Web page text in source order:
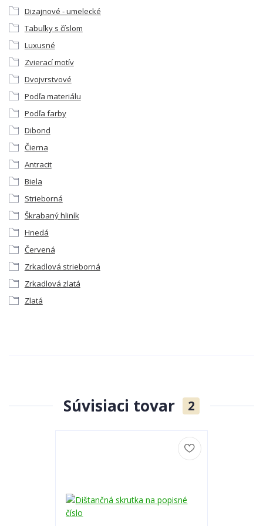
Dizajnové - umelecké
Tabuľky s číslom
Luxusné
Zvierací motív
Dvojvrstvové
Podľa materiálu
Podľa farby
Dibond
Čierna
Antracit
Biela
Strieborná
Škrabaný hliník
Hnedá
Červená
Zrkadlová strieborná
Zrkadlová zlatá
Zlatá
Súvisiaci tovar 2